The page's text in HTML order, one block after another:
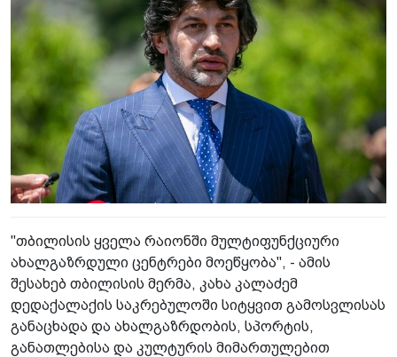
"თბილისის ყველა რაიონში მულტიფუნქციური
ახალგაზრდული ცენტრები მოეწყობა", - ამის
შესახებ თბილისის მერმა, კახა კალაძემ
დედაქალაქის საკრებულოში სიტყვით გამოსვლისას
განაცხადა და ახალგაზრდობის, სპორტის,
განათლებისა და კულტურის მიმართულებით